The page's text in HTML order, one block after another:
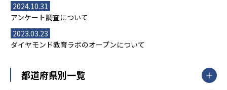
2024.10.31
アンケート調査について
2023.03.23
ダイヤモンド教育ラボのオープンについて
都道府県別一覧